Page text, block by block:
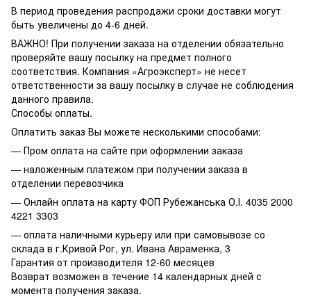
В период проведения распродажи сроки доставки могут
быть увеличены до 4-6 дней.
ВАЖНО! При получении заказа на отделении обязательно
проверяйте вашу посылку на предмет полного
соответствия. Компания «Агроэксперт» не несет
ответственности за вашу посылку в случае не соблюдения
данного правила.
Способы оплаты.
Оплатить заказ Вы можете несколькими способами:
— Пром оплата на сайте при оформлении заказа
— наложенным платежом при получении заказа в
отделении перевозчика
— Онлайн оплата на карту ФОП Рубежанська О.І. 4035 2000
4221 3303
— оплата наличными курьеру или при самовывозе со
склада в г.Кривой Рог, ул. Ивана Авраменка, 3
Гарантия от производителя 12-60 месяцев
Возврат возможен в течение 14 календарных дней с
момента получения заказа.